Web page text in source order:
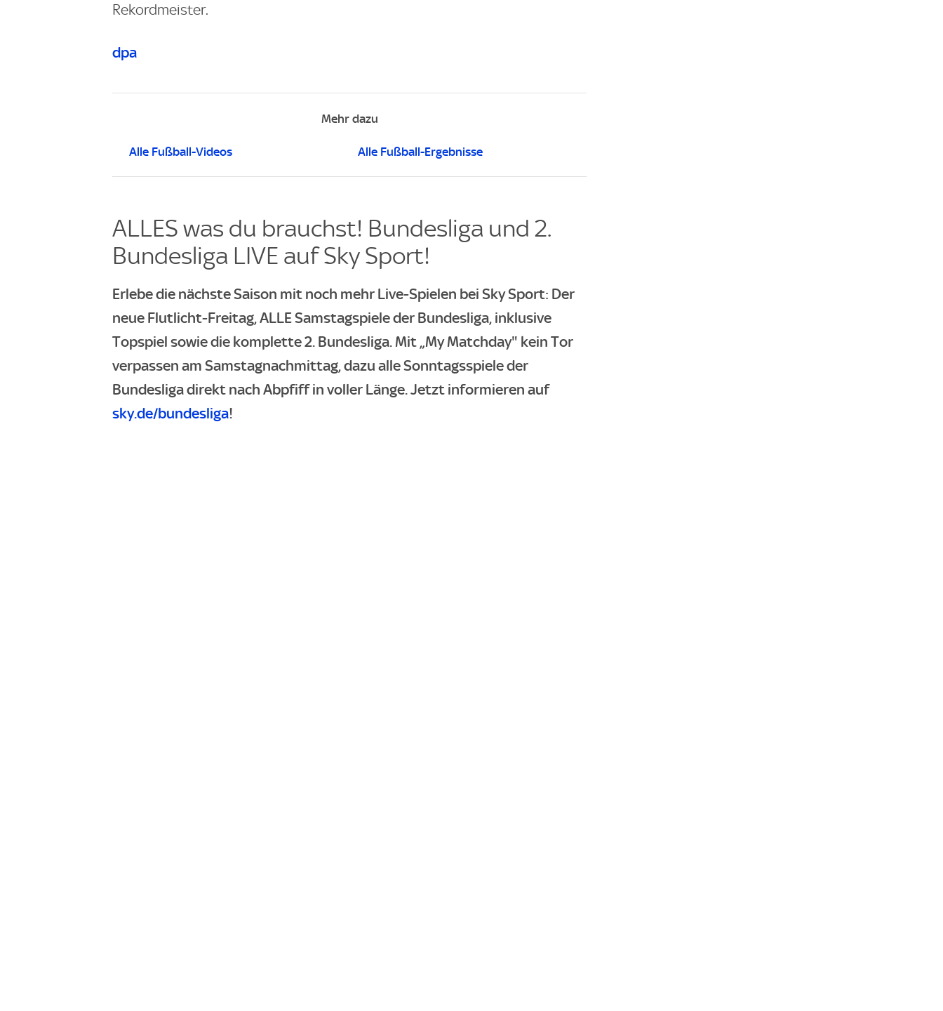
Rekordmeister.
dpa
Mehr dazu
Alle Fußball-Videos Alle Fußball-Ergebnisse
ALLES was du brauchst! Bundesliga und 2.
Bundesliga LIVE auf Sky Sport!
Erlebe die nächste Saison mit noch mehr Live-Spielen bei Sky Sport: Der
neue Flutlicht-Freitag, ALLE Samstagspiele der Bundesliga, inklusive
Topspiel sowie die komplette 2. Bundesliga. Mit „My Matchday" kein Tor
verpassen am Samstagnachmittag, dazu alle Sonntagsspiele der
Bundesliga direkt nach Abpfiff in voller Länge. Jetzt informieren auf
sky.de/bundesliga!